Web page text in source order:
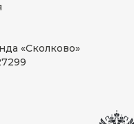
«Сколково»